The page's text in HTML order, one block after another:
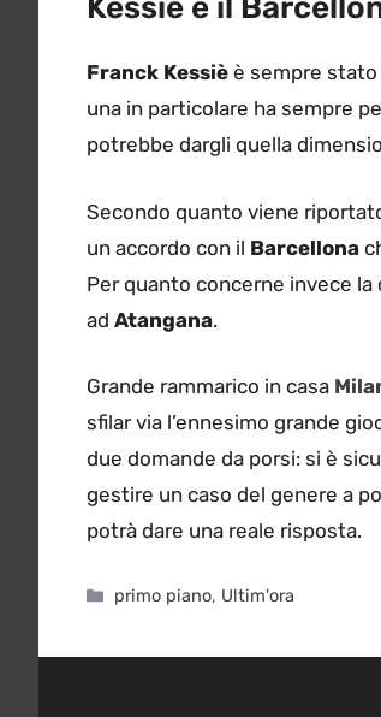
Kessié e il
Franck Kessiè è sempre stato
una in particolare ha sempre
potrebbe dargli quella
Secondo quanto viene
un accordo con il Barcellona
Per quanto concerne invece
ad Atangana.
Grande rammarico in casa
sfilar via l’ennesimo grande
due domande da porsi: si è
gestire un caso del genere a
potrà dare una reale risposta.
Categorie
primo piano, Ultim'ora